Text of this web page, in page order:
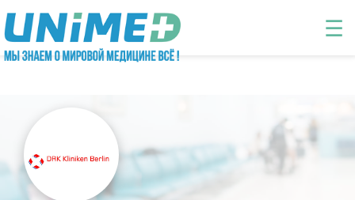
Перейти к основному содержанию
☰